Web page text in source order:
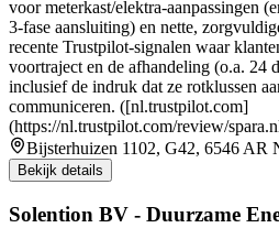
voor meterkast/elektra-aanpassingen
3-fase aansluiting) en nette,
recente Trustpilot-signalen waar
voortraject en de afhandeling (o.a. 24
inclusief de indruk dat ze rotklussen
communiceren. ([nl.trustpilot.com]
(https://nl.trustpilot.com/review/
Bijsterhuizen 1102, G42, 6546 AR
Bekijk details
Solention BV - Duurzame